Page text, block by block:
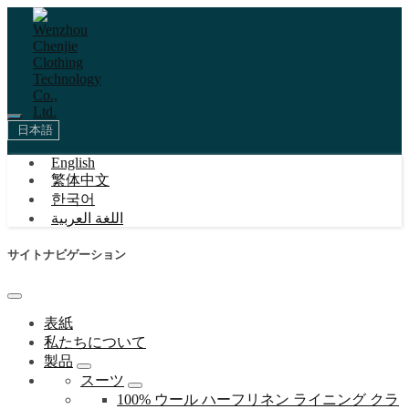
日本語
English
繁体中文
한국어
اللغة العربية
サイトナビゲーション
表紙
私たちについて
製品
スーツ
100% ウール ハーフリネン ライニング クラ